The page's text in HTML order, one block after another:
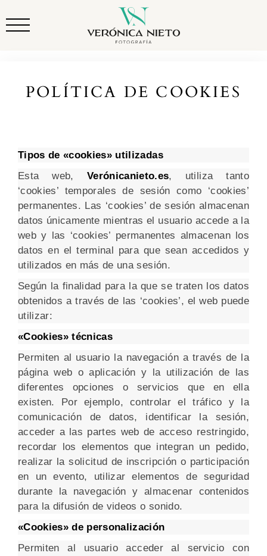
POLÍTICA DE COOKIES
Tipos de «cookies» utilizadas
Esta web, Verónicanieto.es, utiliza tanto
‘cookies’ temporales de sesión como ‘cookies’
permanentes. Las ‘cookies’ de sesión almacenan
datos únicamente mientras el usuario accede a la
web y las ‘cookies’ permanentes almacenan los
datos en el terminal para que sean accedidos y
utilizados en más de una sesión.
Según la finalidad para la que se traten los datos
obtenidos a través de las ‘cookies’, el web puede
utilizar:
«Cookies» técnicas
Permiten al usuario la navegación a través de la
página web o aplicación y la utilización de las
diferentes opciones o servicios que en ella
existen. Por ejemplo, controlar el tráfico y la
comunicación de datos, identificar la sesión,
acceder a las partes web de acceso restringido,
recordar los elementos que integran un pedido,
realizar la solicitud de inscripción o participación
en un evento, utilizar elementos de seguridad
durante la navegación y almacenar contenidos
para la difusión de videos o sonido.
«Cookies» de personalización
Permiten al usuario acceder al servicio con